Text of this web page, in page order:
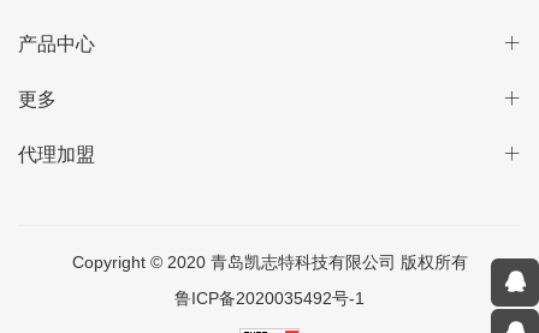
产品中心
更多
代理加盟
Copyright © 2020 青岛凯志特科技有限公司 版权所有
鲁ICP备2020035492号-1